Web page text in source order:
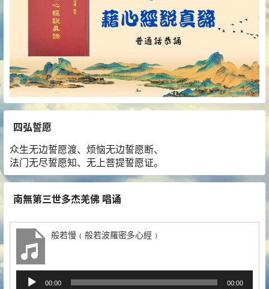
四弘誓愿
众生无边誓愿渡、烦恼无边誓愿断、
法门无尽誓愿知、无上菩提誓愿证。
南無第三世多杰羌佛 唱诵
般若慢﹙般若波羅密多心經﹚
00:00 00:00